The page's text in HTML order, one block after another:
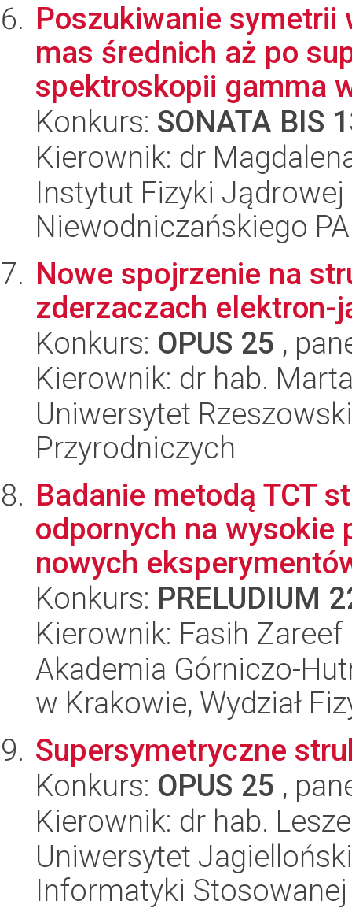
Poszukiwanie symetrii
mas średnich aż po
spektroskopii gamma
Konkurs: SONATA BIS
Kierownik: dr
Instytut Fizyki
Niewodniczańskiego
Nowe spojrzenie na
zderzaczach elektron-
Konkurs: OPUS 25 ,
Kierownik: dr hab.
Uniwersytet
Przyrodniczych
Badanie metodą TCT
odpornych na wysokie
nowych
Konkurs: PRELUDIUM
Kierownik: Fasih Zareef
Akademia Górniczo-
w Krakowie, Wydział
Supersymetryczne
Konkurs: OPUS 25 ,
Kierownik: dr hab.
Uniwersytet
Informatyki Stosowanej